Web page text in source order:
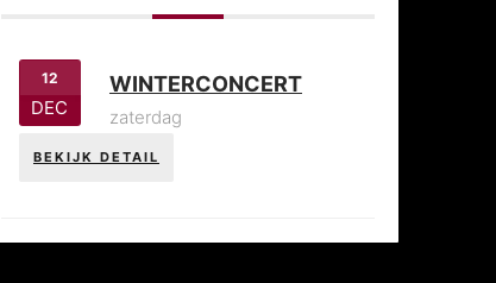
12
DEC
WINTERCONCERT
zaterdag
BEKIJK DETAIL